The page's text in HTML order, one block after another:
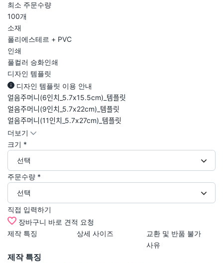
최소 주문수량
100개
소재
폴리에스테르 + PVC
인쇄
풀컬러 승화인쇄
디자인 템플릿
디자인 템플릿 이용 안내
얼음주머니(6인치_5.7x15.5cm)_템플릿
얼음주머니(9인치_5.7x22cm)_템플릿
얼음주머니(11인치_5.7x27cm)_템플릿
더보기
크기 *
선택
주문수량 *
선택
직접 입력하기
장바구니 바로 견적 요청
제작 특징
상세 사이즈
교환 및 반품 불가
사유
제작 특징